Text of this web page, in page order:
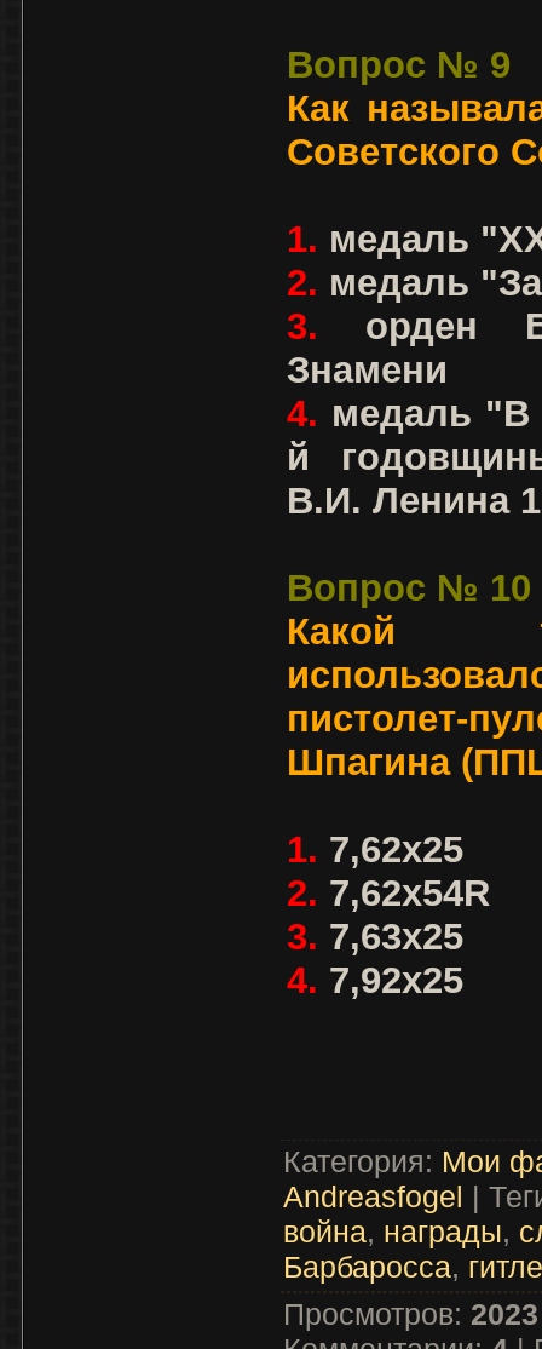
Вопрос № 9
Как
Советского
1. медаль
2. медаль
3. орден
Знамени
4. медаль "В
й
В.И. Ленина
Вопрос № 10
Какой
пистолет-
Шпагина
1. 7,62х25
2. 7,62х54R
3. 7,63х25
4. 7,92х25
Категория: Мои
Andreasfogel |
война, награды,
Барбаросса,
Просмотров: 2023